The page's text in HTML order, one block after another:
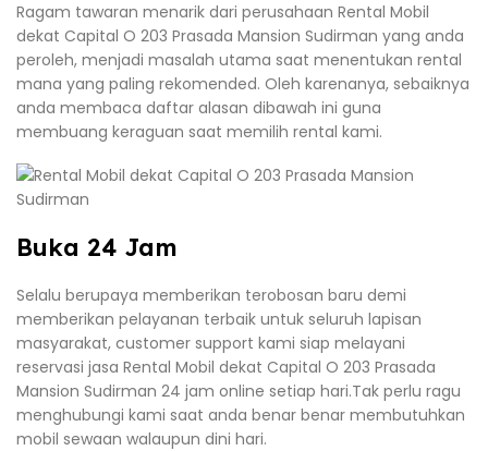
Ragam tawaran menarik dari perusahaan Rental Mobil
dekat Capital O 203 Prasada Mansion Sudirman yang anda
peroleh, menjadi masalah utama saat menentukan rental
mana yang paling rekomended. Oleh karenanya, sebaiknya
anda membaca daftar alasan dibawah ini guna
membuang keraguan saat memilih rental kami.
Buka 24 Jam
Selalu berupaya memberikan terobosan baru demi
memberikan pelayanan terbaik untuk seluruh lapisan
masyarakat, customer support kami siap melayani
reservasi jasa Rental Mobil dekat Capital O 203 Prasada
Mansion Sudirman 24 jam online setiap hari.Tak perlu ragu
menghubungi kami saat anda benar benar membutuhkan
mobil sewaan walaupun dini hari.